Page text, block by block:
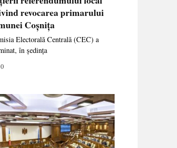
revocarea primarului
Coșnița
Electorală Centrală (CEC) a
în ședința
0